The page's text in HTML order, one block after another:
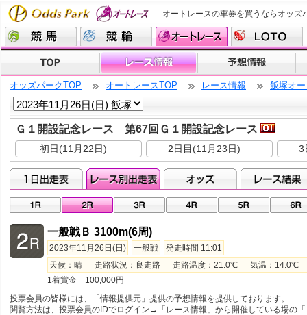
オートレースの車券を買うならオッズ
オッズパークTOP オートレースTOP レース情報 飯塚オ
Ｇ１開設記念レース 第67回Ｇ１開設記念レース
初日(11月22日) 2日目(11月23日) 3
一般戦Ｂ 3100m(6周)
2023年11月26日(日) 一般戦
発走時間 11:01
天候：晴 走路状況：良走路 走路温度：21.0℃ 気温：14.0℃
1着賞金 100,000円
投票会員の皆様には、「情報提供元」提供の予想情報を提供しております。
閲覧方法は、投票会員のIDでログイン→「レース情報」から開催している場の